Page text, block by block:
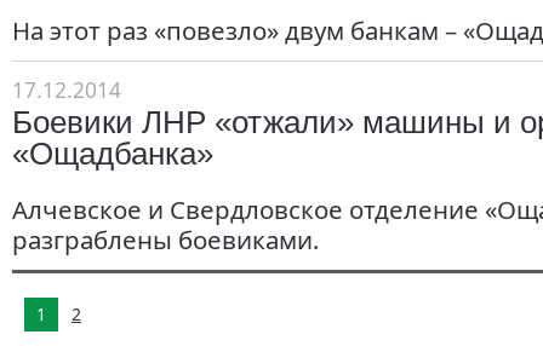
На этот раз «повезло» двум банкам –
17.12.2014
Боевики ЛНР «отжали» машины и
«Ощадбанка»
Алчевское и Свердловское отделение
разграблены боевиками.
1 2